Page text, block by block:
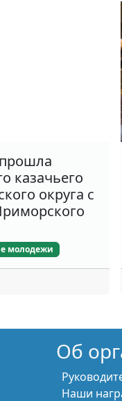
казачьего
округа с
молодежи
Об
Наши